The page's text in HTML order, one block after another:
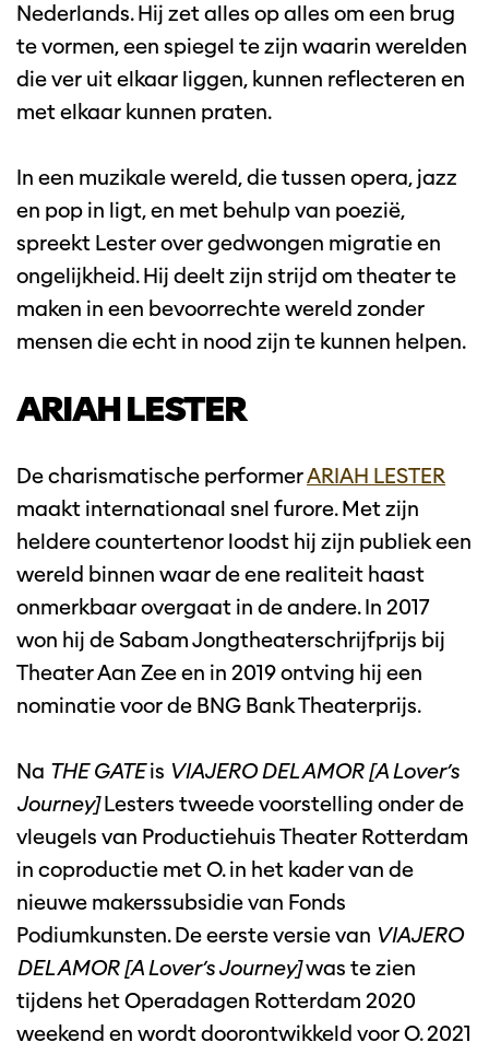
Nederlands. Hij zet alles op alles om een brug
te vormen, een spiegel te zijn waarin werelden
die ver uit elkaar liggen, kunnen reflecteren en
met elkaar kunnen praten.
In een muzikale wereld, die tussen opera, jazz
en pop in ligt, en met behulp van poezië,
spreekt Lester over gedwongen migratie en
ongelijkheid. Hij deelt zijn strijd om theater te
maken in een bevoorrechte wereld zonder
mensen die echt in nood zijn te kunnen helpen.
ARIAH LESTER
De charismatische performerARIAH LESTER
maakt internationaal snel furore. Met zijn
heldere countertenor loodst hij zijn publiek een
wereld binnen waar de ene realiteit haast
onmerkbaar overgaat in de andere. In 2017
won hij de Sabam Jongtheaterschrijfprijs bij
Theater Aan Zee en in 2019 ontving hij een
nominatie voor de BNG Bank Theaterprijs.
Na THE GATEis VIAJERO DEL AMOR [A Lover’s
Journey]Lesters tweede voorstelling onder de
vleugels van Productiehuis Theater Rotterdam
in coproductie met O. in het kader van de
nieuwe makerssubsidie van Fonds
Podiumkunsten. De eerste versie van VIAJERO
DEL AMOR [A Lover’s Journey]was te zien
tijdens het Operadagen Rotterdam 2020
weekend en wordt doorontwikkeld voor O. 2021